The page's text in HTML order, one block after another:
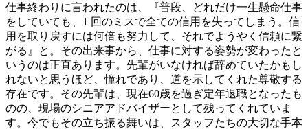
仕事終わりに言われたのは、『普段、どれだけ一生懸命仕事
をしていても、1 回のミスで全ての信用を失ってしまう。信
用を取り戻すには何倍も努力して、それでようやく信頼に繋
がる』と。その出来事から、仕事に対する姿勢が変わったと
いうのは正直あります。先輩がいなければ辞めていたかもし
れないと思うほど、憧れであり、道を示してくれた尊敬する
存在です。その先輩は、現在60歳を過ぎ定年退職となったも
のの、現場のシニアアドバイザーとして残ってくれていま
す。今でもその立ち振る舞いは、スタッフたちの大切な手本